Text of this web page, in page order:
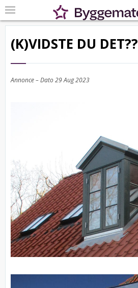
(K)VIDSTE DU DET??
Annonce – Dato29 Aug 2023